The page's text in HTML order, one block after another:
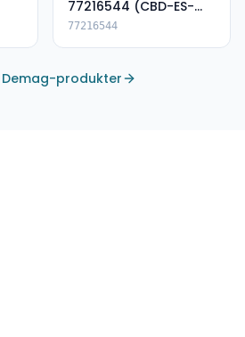
77216544 (CBD-ES-
DSK)
77216544
Demag-produkter